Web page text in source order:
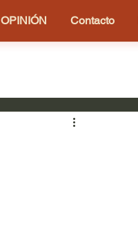
OPINIÓN Contacto